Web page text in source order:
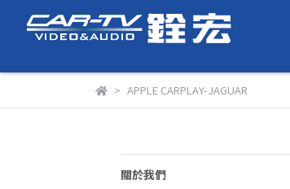
APPLE CARPLAY-JAGUAR
關於我們